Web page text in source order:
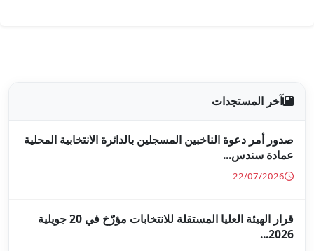
بالدائرة الانتخابية المحلية
قرار الهيئة العليا المستقلة للانتخابات مؤرّخ في 20 جويلية